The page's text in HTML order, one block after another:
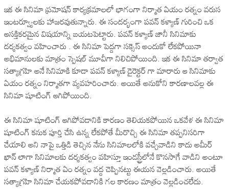
ఇక ఈ సినిమా ప్రమోషన్ కార్యక్రమాలలో భాగంగా నిర్మాత ఏయం రత్నం వరుస
ఇంటర్వ్యూలకు హాజరవుతున్నారు. ఈ సందర్భంగా పవన్ కళ్యాణ్ గురించి ఒక
ఆసక్తికరమైన విషయాన్ని బయటపెట్టారు. పవన్ కళ్యాణ్ జానీ సినిమాకు
దర్శకత్వం వహించారు . ఈ సినిమా పెద్దగా సక్సెస్ అందుకో లేకపోయినా
అభిమానులకు మాత్రం స్పెషల్ మూవీగా నిలిచిపోయింది. ఇక ఈ సినిమా తర్వాత
సత్యాగ్రహి అనే సినిమాకి కూడా పవన్ కళ్యాణ్ డైరెక్టర్ గా మారారు ఆ సినిమాకు
ఏయం రత్నం నిర్మాతగా వ్యవహరించారు. అయితే అనుకోని కారణాలవల్ల ఈ
సినిమా షూటింగ్ ఆగిపోయింది.
ఈ సినిమా షూటింగ్ ఆగిపోవడానికి కారణం తెలియకపోయిన ఒకవేళ ఈ సినిమా
షూటింగ్ కనుక పూర్తి చేసి ఉన్న లేకపోతే మీరొచ్చి ఈ సినిమా తప్పనిసరిగా
చేయాలి అని నాపై ఒత్తిడి తెచ్చిన నేను సినిమాలలోకి వచ్చేవాడిని కాదు అమీర్
ఖాన్ లాగా సినిమాలకు దర్శకత్వం వహిస్తూ ఇండస్ట్రీలోనే కొనసాగే వాడిని అంటూ
పవన్ కళ్యాణ్ నిర్మాత ఏం రత్నం వద్ద చెప్పినట్టు ఈయన వెల్లడించారు. అయితే
సత్యాగ్రహి సినిమా చేయకపోవడానికి గల కారణం మాత్రం వెల్లడించలేదు.